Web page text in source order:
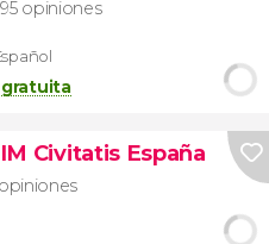
opiniones
Civitatis España
opiniones